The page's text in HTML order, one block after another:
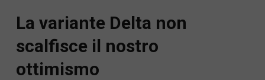
La variante Delta non
scalfisce il nostro
ottimismo